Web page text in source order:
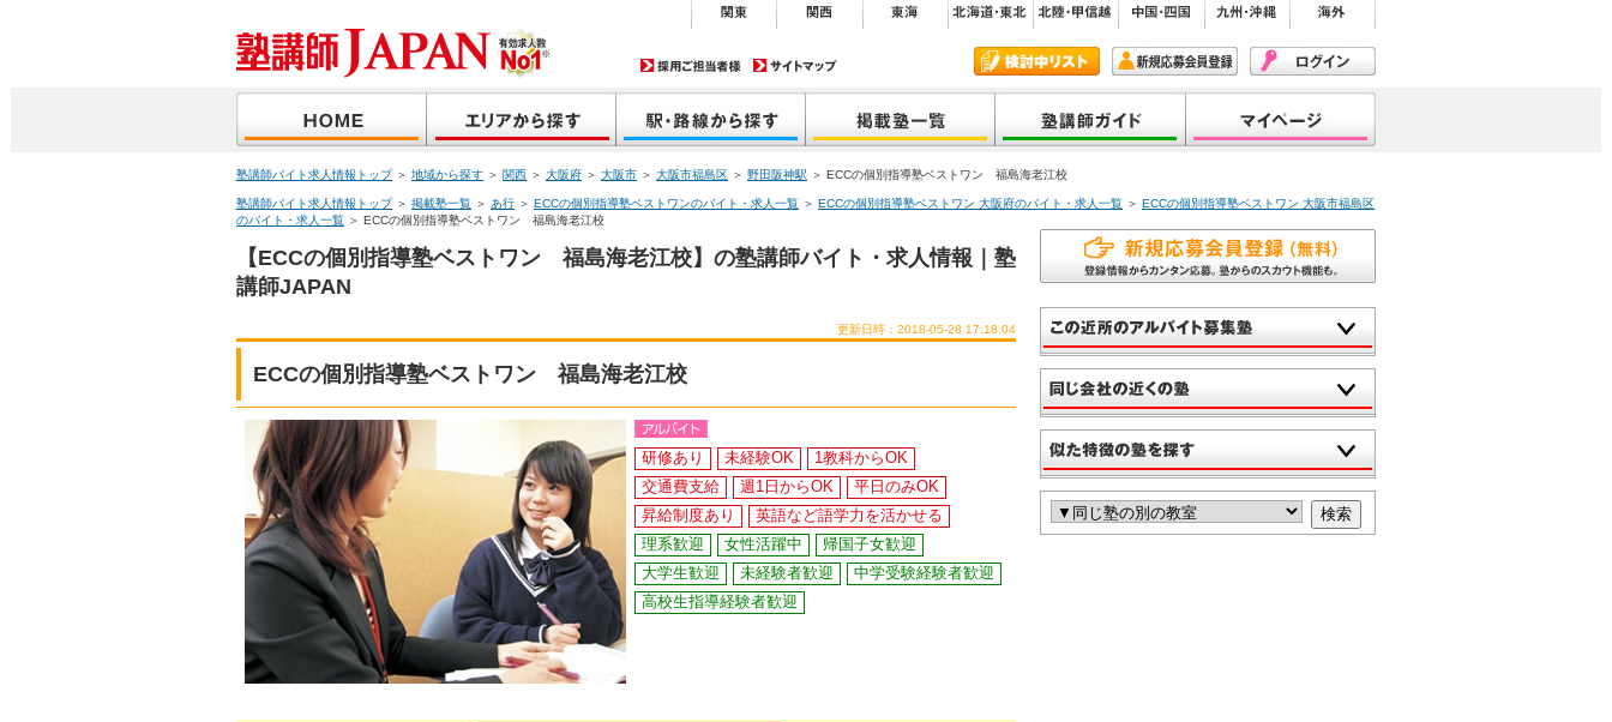
塾講師バイト求人情報トップ＞ 地域から探す ＞ 関西 ＞ 大阪府 ＞ 大阪市 ＞ 大阪市福島区 ＞ 野田阪神駅 ＞ ECCの個別指導塾ベストワン 福島海老江校
塾講師バイト求人情報トップ＞ 掲載塾一覧 ＞ あ行 ＞ ECCの個別指導塾ベストワンのバイト・求人一覧 ＞ ECCの個別指導塾ベストワン 大阪府のバイト・求人一覧 ＞ ECCの個別指導塾ベストワン 大阪市福島区
のバイト・求人一覧 ＞ ECCの個別指導塾ベストワン 福島海老江校
【ECCの個別指導塾ベストワン 福島海老江校】の塾講師バイト・求人情報｜塾
講師JAPAN
更新日時：2018-05-28 17:18:04
ECCの個別指導塾ベストワン 福島海老江校
研修あり 未経験OK
1教科からOK
交通費支給
週1日からOK
平日のみOK
昇給制度あり
英語など語学力を活かせる
理系歓迎
女性活躍中
帰国子女歓迎
大学生歓迎
未経験者歓迎
中学受験経験者歓迎
高校生指導経験者歓迎